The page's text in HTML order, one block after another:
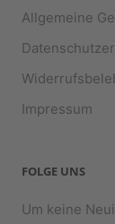
Allgemeine
Impressum
FOLGE UNS
Um keine